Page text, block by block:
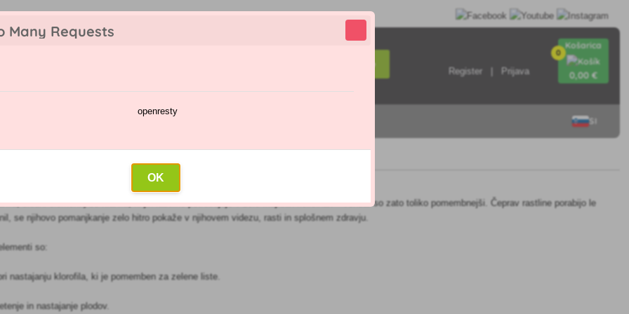
Many Requests
openresty
OK
Iskanje
Register Prijava
0
Košarica
0,00 €
SI
sledni elementi) so hranila, ki jih rastline potrebujejo v zelo majhnih količinah – vendar so zato toliko pomembnejši. Čeprav rastline porabijo le
se njihovo pomanjkanje zelo hitro pokaže v njihovem videzu, rasti in splošnem zdravju.
so:
nastajanju klorofila, ki je pomemben za zelene liste.
in nastajanje plodov.